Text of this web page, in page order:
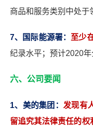
商品和服务类别中处
7、国际能源署： 至少
纪录水平；预计2020
六、公司要闻
1、美的集团：发现有
留追究其法律责任的权